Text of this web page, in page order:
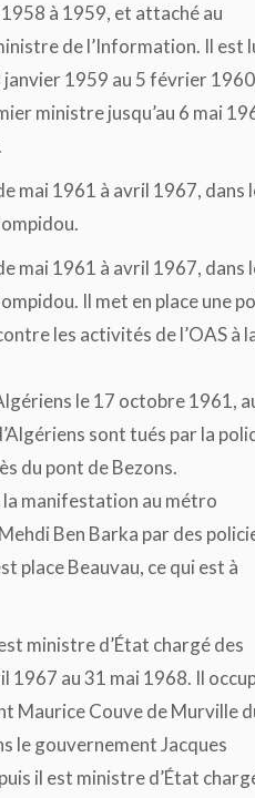
à 1959, et attaché au
de l’Information. Il est
1959 au 5 février 1960
ministre jusqu’au 6 mai
mai 1961 à avril 1967, dans
mai 1961 à avril 1967, dans
Il met en place une
les activités de l’OAS à
le 17 octobre 1961,
sont tués par la
du pont de Bezons.
la manifestation au métro
Ben Barka par des
place Beauvau, ce qui est à
ministre d’État chargé des
1967 au 31 mai 1968. Il
Maurice Couve de Murville
le gouvernement Jacques
il est ministre d’État